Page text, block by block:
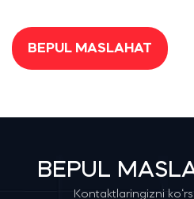
BEPUL MASLAHAT
BEPUL
Kontaktlaringizni